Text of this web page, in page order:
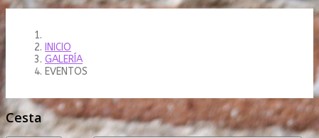
INICIO
GALERÍA
EVENTOS
Cesta